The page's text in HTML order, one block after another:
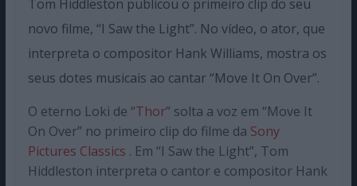
Tom Hiddleston publicou o primeiro clip do seu
novo filme, “I Saw the Light”. No vídeo, o ator, que
interpreta o compositor Hank Williams, mostra os
seus dotes musicais ao cantar “Move It On Over”.
O eterno Loki de “Thor” solta a voz em “Move It
On Over” no primeiro clip do filme da Sony
Pictures Classics . Em “I Saw the Light”, Tom
Hiddleston interpreta o cantor e compositor Hank